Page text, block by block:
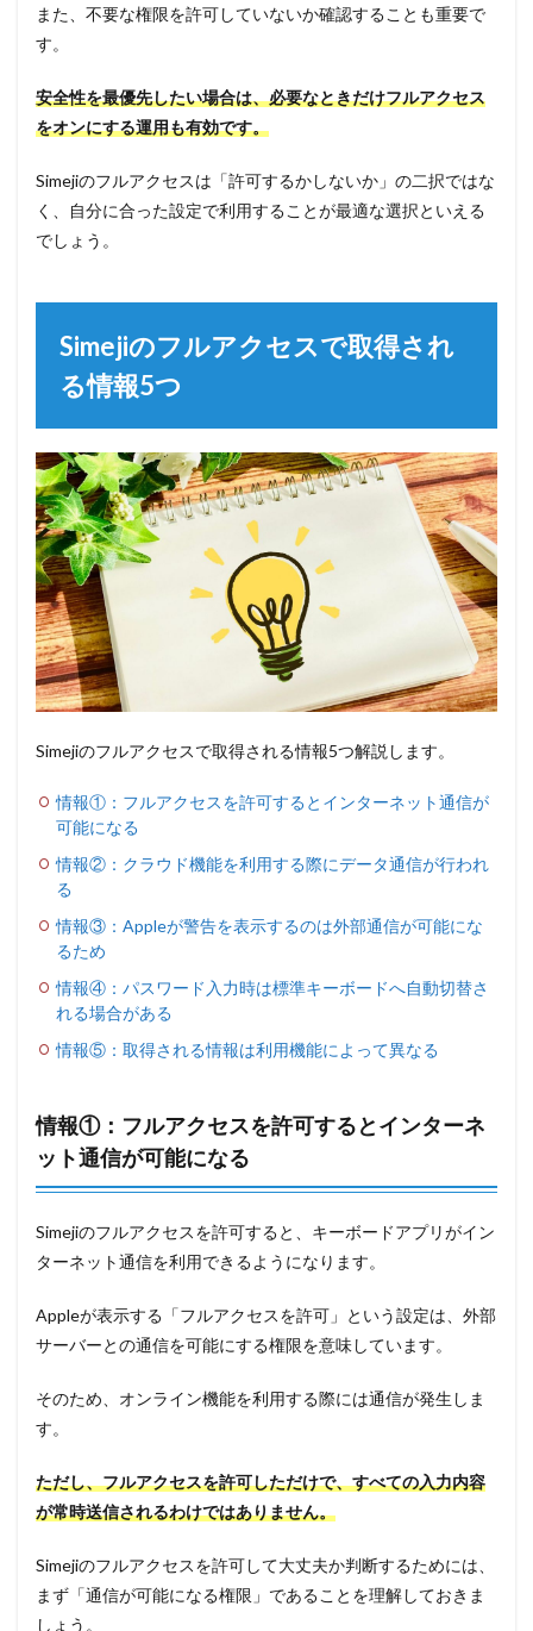
また、不要な権限を許可していないか確認することも重要で
す。
安全性を最優先したい場合は、必要なときだけフルアクセス
をオンにする運用も有効です。
Simejiのフルアクセスは「許可するかしないか」の二択ではな
く、自分に合った設定で利用することが最適な選択といえる
でしょう。
Simejiのフルアクセスで取得され
る情報5つ
Simejiのフルアクセスで取得される情報5つ解説します。
情報①：フルアクセスを許可するとインターネット通信が
可能になる
情報②：クラウド機能を利用する際にデータ通信が行われ
る
情報③：Appleが警告を表示するのは外部通信が可能にな
るため
情報④：パスワード入力時は標準キーボードへ自動切替さ
れる場合がある
情報⑤：取得される情報は利用機能によって異なる
情報①：フルアクセスを許可するとインターネ
ット通信が可能になる
Simejiのフルアクセスを許可すると、キーボードアプリがイン
ターネット通信を利用できるようになります。
Appleが表示する「フルアクセスを許可」という設定は、外部
サーバーとの通信を可能にする権限を意味しています。
そのため、オンライン機能を利用する際には通信が発生しま
す。
ただし、フルアクセスを許可しただけで、すべての入力内容
が常時送信されるわけではありません。
Simejiのフルアクセスを許可して大丈夫か判断するためには、
まず「通信が可能になる権限」であることを理解しておきま
しょう。